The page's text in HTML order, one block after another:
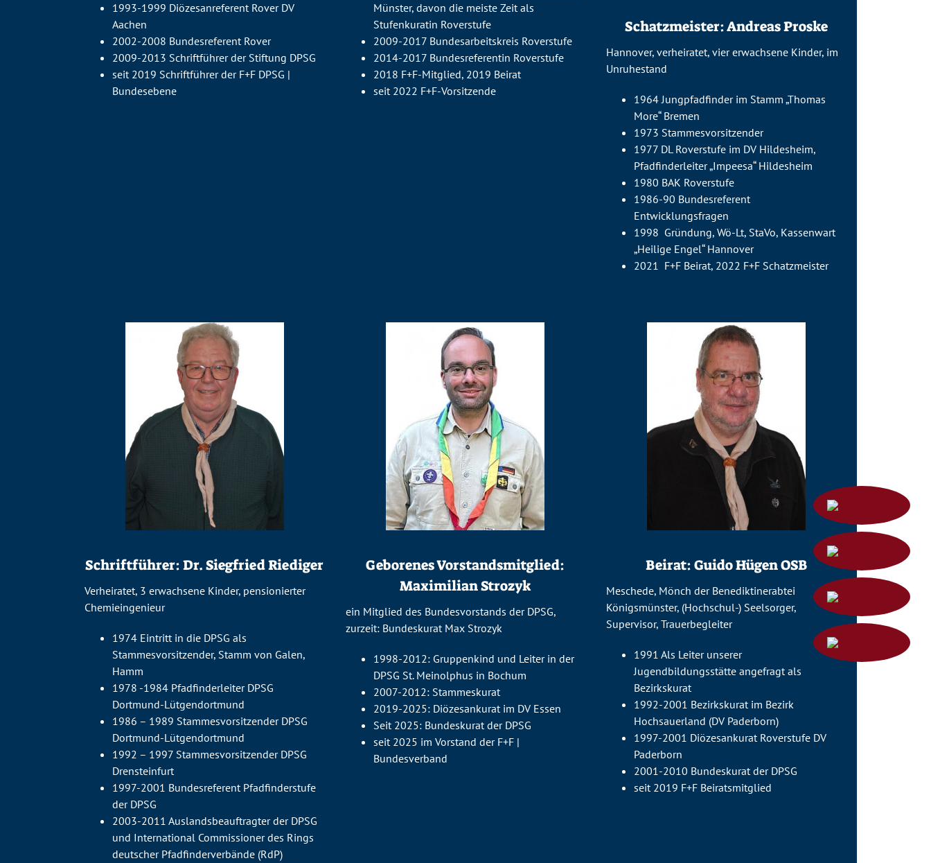
1993-1999 Diözesanreferent Rover DV
Aachen
2002-2008 Bundesreferent Rover
2009-2013 Schriftführer der Stiftung DPSG
seit 2019 Schriftführer der F+F DPSG |
Bundesebene
Münster, davon die meiste Zeit als
Stufenkuratin Roverstufe
2009-2017 Bundesarbeitskreis Roverstufe
2014-2017 Bundesreferentin Roverstufe
2018 F+F-Mitglied, 2019 Beirat
seit 2022 F+F-Vorsitzende
Schatzmeister: Andreas Proske
Hannover, verheiratet, vier erwachsene Kinder, im
Unruhestand
1964 Jungpfadfinder im Stamm „Thomas
More“ Bremen
1973 Stammesvorsitzender
1977 DL Roverstufe im DV Hildesheim,
Pfadfinderleiter „Impeesa“ Hildesheim
1980 BAK Roverstufe
1986-90 Bundesreferent
Entwicklungsfragen
1998 Gründung, Wö-Lt, StaVo, Kassenwart
„Heilige Engel“ Hannover
2021 F+F Beirat, 2022 F+F Schatzmeister
Schriftführer: Dr. Siegfried Riediger
Verheiratet, 3 erwachsene Kinder, pensionierter
Chemieingenieur
1974 Eintritt in die DPSG als
Stammesvorsitzender, Stamm von Galen,
Hamm
1978 -1984 Pfadfinderleiter DPSG
Dortmund-Lütgendortmund
1986 – 1989 Stammesvorsitzender DPSG
Dortmund-Lütgendortmund
1992 – 1997 Stammesvorsitzender DPSG
Drensteinfurt
1997-2001 Bundesreferent Pfadfinderstufe
der DPSG
2003-2011 Auslandsbeauftragter der DPSG
und International Commissioner des Rings
deutscher Pfadfinderverbände (RdP)
Geborenes Vorstandsmitglied:
Maximilian Strozyk
ein Mitglied des Bundesvorstands der DPSG,
zurzeit: Bundeskurat Max Strozyk
1998-2012: Gruppenkind und Leiter in der
DPSG St. Meinolphus in Bochum
2007-2012: Stammeskurat
2019-2025: Diözesankurat im DV Essen
Seit 2025: Bundeskurat der DPSG
seit 2025 im Vorstand der F+F |
Bundesverband
Beirat: Guido Hügen OSB
Meschede, Mönch der Benediktinerabtei
Königsmünster, (Hochschul-) Seelsorger,
Supervisor, Trauerbegleiter
1991 Als Leiter unserer
Jugendbildungsstätte angefragt als
Bezirkskurat
1992-2001 Bezirkskurat im Bezirk
Hochsauerland (DV Paderborn)
1997-2001 Diözesankurat Roverstufe DV
Paderborn
2001-2010 Bundeskurat der DPSG
seit 2019 F+F Beiratsmitglied